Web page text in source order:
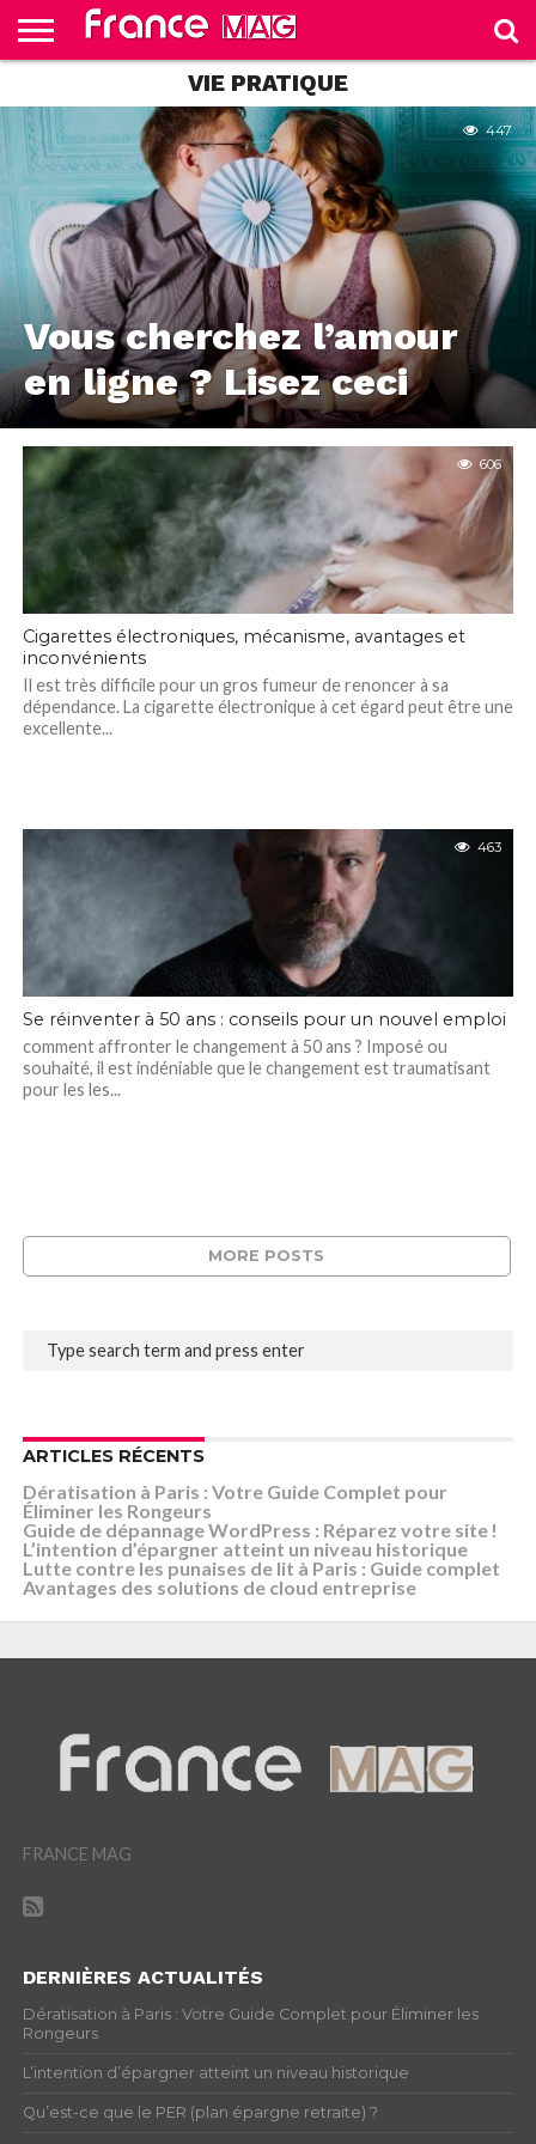
FRANCE
HOME
TEST
SLIDE
VIE PRATIQUE
Vous cherchez l’amour
en ligne ? Lisez ceci
447
606
Cigarettes électroniques, mécanisme, avantages et
inconvénients
Il est très difficile pour un gros fumeur de renoncer à sa
dépendance. La cigarette électronique à cet égard peut être une
excellente...
463
Se réinventer à 50 ans : conseils pour un nouvel emploi
comment affronter le changement à 50 ans ? Imposé ou
souhaité, il est indéniable que le changement est traumatisant
pour les les...
MORE POSTS
ARTICLES RÉCENTS
Dératisation à Paris : Votre Guide Complet pour
Éliminer les Rongeurs
Guide de dépannage WordPress : Réparez votre site !
L’intention d’épargner atteint un niveau historique
Lutte contre les punaises de lit à Paris : Guide complet
Avantages des solutions de cloud entreprise
FRANCE MAG
DERNIÈRES ACTUALITÉS
Dératisation à Paris : Votre Guide Complet pour Éliminer les
Rongeurs
L’intention d’épargner atteint un niveau historique
Qu’est-ce que le PER (plan épargne retraite) ?